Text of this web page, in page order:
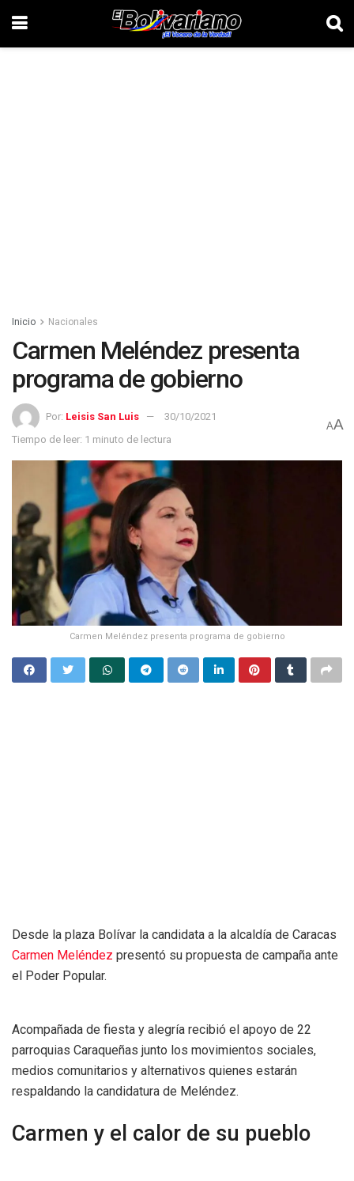
Inicio Nacionales
Carmen Meléndez presenta
programa de gobierno
Por: Leisis San Luis
30/10/2021
Tiempo de leer: 1 minuto de lectura
AA
Carmen Meléndez presenta programa de gobierno
Desde la plaza Bolívar la candidata a la alcaldía de Caracas
Carmen Meléndez presentó su propuesta de campaña ante
el Poder Popular.
Acompañada de fiesta y alegría recibió el apoyo de 22
parroquias Caraqueñas junto los movimientos sociales,
medios comunitarios y alternativos quienes estarán
respaldando la candidatura de Meléndez.
Carmen y el calor de su pueblo